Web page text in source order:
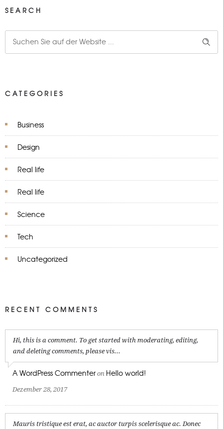
SEARCH
CATEGORIES
Business
Design
Real life
Real life
Science
Tech
Uncategorized
RECENT COMMENTS
Hi, this is a comment. To get started with moderating, editing,
and deleting comments, please vis...
A WordPress Commenter on Hello world!
Dezember 28, 2017
Mauris tristique est erat, ac auctor turpis scelerisque ac. Donec